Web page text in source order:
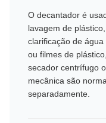
O decantador é
lavagem de
clarificação de
ou filmes de
secador centrífugo
mecânica são
separadamente.